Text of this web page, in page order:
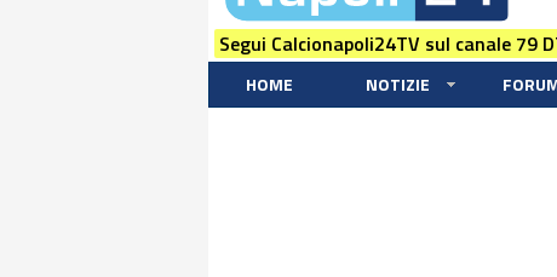
Segui Calcionapoli24TV sul canale 79
HOME NOTIZIE